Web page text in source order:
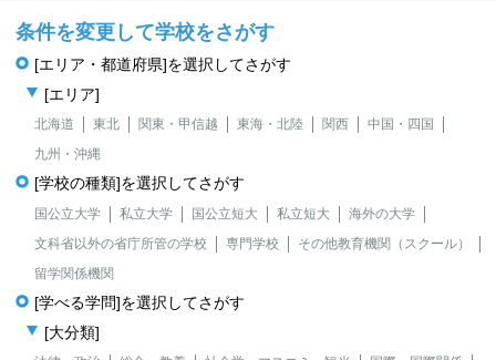
条件を変更して学校をさがす
[エリア・都道府県]を選択してさがす
[エリア]
北海道 東北 関東・甲信越 東海・北陸 関西
中国・四国
九州・沖縄
[学校の種類]を選択してさがす
国公立大学 私立大学 国公立短大 私立短大
海外の大学
文科省以外の省庁所管の学校
専門学校
その他教育機関（スクール）
留学関係機関
[学べる学問]を選択してさがす
[大分類]